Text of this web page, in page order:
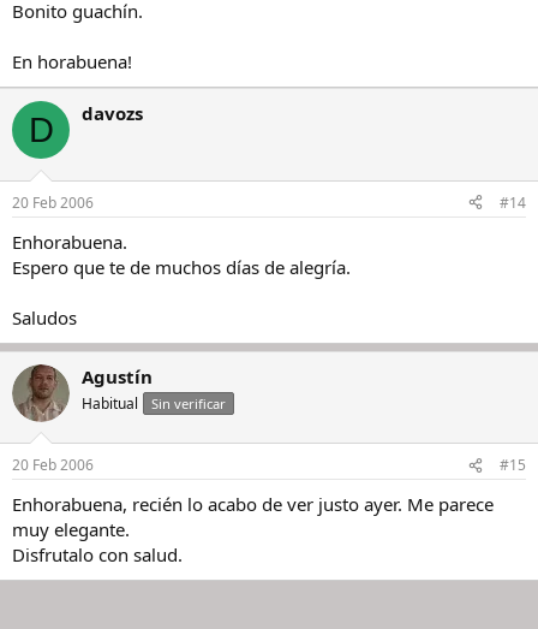
Bonito guachín.
En horabuena!
D davozs
20 Feb 2006 #14
Enhorabuena.
Espero que te de muchos días de alegría.
Saludos
Agustín
Habitual Sin verificar
20 Feb 2006 #15
Enhorabuena, recién lo acabo de ver justo ayer. Me parece
muy elegante.
Disfrutalo con salud.